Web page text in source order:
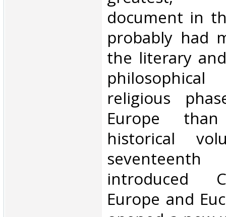
document in
probably had
the literary
religious
Europe
historical
introduced
Europe and